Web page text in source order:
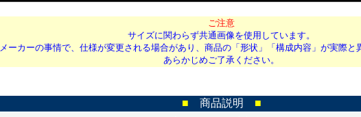
ご注意
サイズに関わらず共通画像を使用しています。
メーカーの事情で、仕様が変更される場合があり、商品の「形状」「構成内容」が実際と
あらかじめご了承ください。
■ 商品説明 ■